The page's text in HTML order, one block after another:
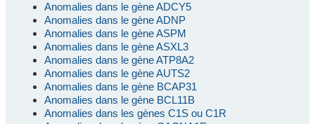
Anomalies dans le gène ADCY5
Anomalies dans le gène ADNP
Anomalies dans le gène ASPM
Anomalies dans le gène ASXL3
Anomalies dans le gène ATP8A2
Anomalies dans le gène AUTS2
Anomalies dans le gène BCAP31
Anomalies dans le gène BCL11B
Anomalies dans les gènes C1S ou C1R